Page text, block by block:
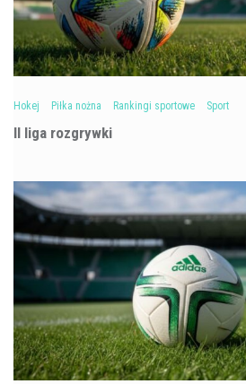
Hokej Piłka nożna Rankingi sportowe Sport
II liga rozgrywki